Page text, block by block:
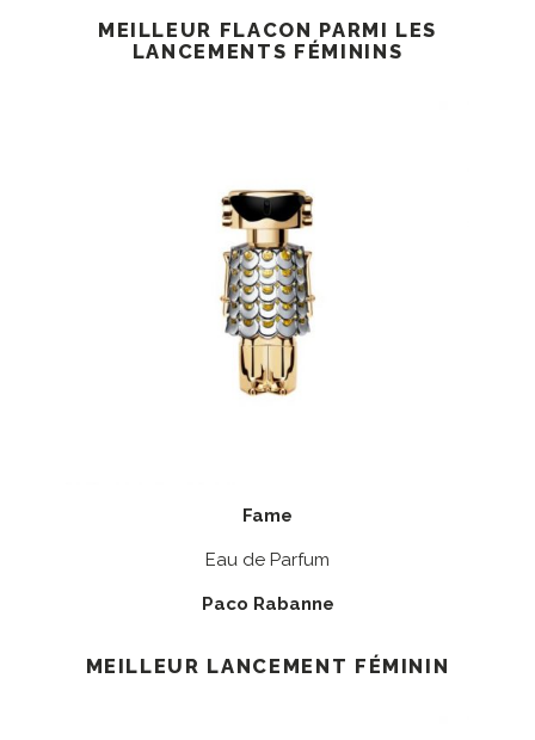
MEILLEUR FLACON PARMI LES
LANCEMENTS FÉMININS
Fame
Eau de Parfum
Paco Rabanne
MEILLEUR LANCEMENT FÉMININ